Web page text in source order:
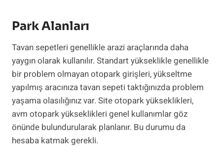
Park Alanları
Tavan sepetleri genellikle arazi araçlarında daha
yaygın olarak kullanılır. Standart yükseklikle genellikle
bir problem olmayan otopark girişleri, yükseltme
yapılmış aracınıza tavan sepeti taktığınızda problem
yaşama olasılığınız var. Site otopark yükseklikleri,
avm otopark yükseklikleri genel kullanımlar göz
önünde bulundurularak planlanır. Bu durumu da
hesaba katmak gerekli.